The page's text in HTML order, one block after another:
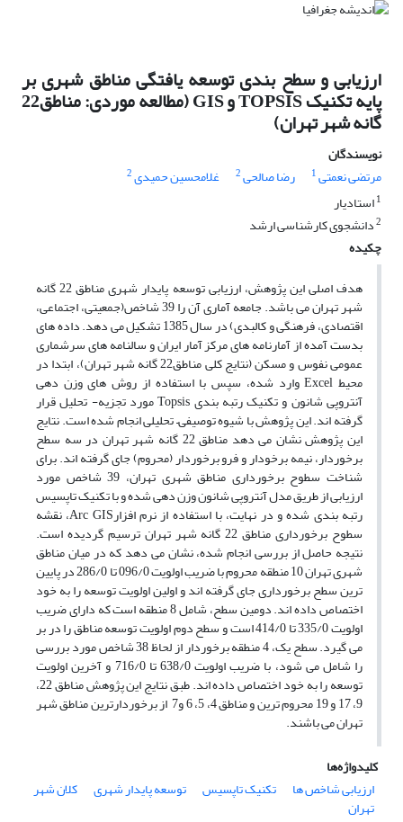
ارزیابی و سطح بندی توسعه یافتگی مناطق شهری بر
پایه تکنیک TOPSIS و GIS (مطالعه موردی: مناطق22
گانه شهر تهران)
نویسندگان
مرتضی نعمتی1 رضا صالحی2 غلامحسین حمیدی2
1استادیار
2دانشجوی کارشناسی ارشد
چکیده
هدف اصلی این پژوهش، ارزیابی توسعه پایدار شهری مناطق 22 گانه
شهر تهران می باشد. جامعه آماری آن را 39 شاخص(جمعیتی، اجتماعی،
اقتصادی، فرهنگی و کالبدی) در سال 1385 تشکیل می دهد. داده های
بدست آمده از آمارنامه های مرکز آمار ایران و سالنامه های سرشماری
عمومی نفوس و مسکن (نتایج کلی مناطق22 گانه شهر تهران)، ابتدا در
محیط Excel وارد شده، سپس با استفاده از روش های وزن دهی
آنتروپی شانون و تکنیک رتبه بندی Topsis مورد تجزیه- تحلیل قرار
گرفته اند. این پژوهش با شیوه توصیفی– تحلیلی انجام شده است. نتایج
این پژوهش نشان می دهد مناطق 22 گانه شهر تهران در سه سطح
برخوردار، نیمه برخودار و فرو برخوردار (محروم) جای گرفته اند. برای
شناخت سطوح برخورداری مناطق شهری تهران، 39 شاخص مورد
ارزیابی از طریق مدل آنتروپی شانون وزن دهی شده و با تکنیک تاپسیس
رتبه بندی شده و در نهایت، با استفاده از نرم افزارArc GIS، نقشه
سطوح برخورداری مناطق 22 گانه شهر تهران ترسیم گردیده است.
نتیجه حاصل از بررسی انجام شده، نشان می دهد که در میان مناطق
شهری تهران 10 منطقه محروم با ضریب اولویت 096/0 تا 286/0 در پایین
ترین سطح برخورداری جای گرفته اند و اولین اولویت توسعه را به خود
اختصاص داده اند. دومین سطح، شامل 8 منطقه است که دارای ضریب
اولویت 335/0 تا 414/0 است و سطح دوم اولویت توسعه مناطق را در بر
می گیرد. سطح یک، 4 منطقه برخوردار از لحاظ 38 شاخص مورد بررسی
را شامل می شود، با ضریب اولویت 638/0 تا 716/0 و آخرین اولویت
توسعه را به خود اختصاص داده اند. طبق نتایج این پژوهش مناطق 22،
9، 17 و 19 محروم ترین و مناطق 4، 5، 6 و7 از برخوردارترین مناطق شهر
تهران می باشند.
کلیدواژه‌ها
ارزیابی شاخص ها
تکنیک تاپسیس توسعه پایدار شهری کلان شهر
تهران